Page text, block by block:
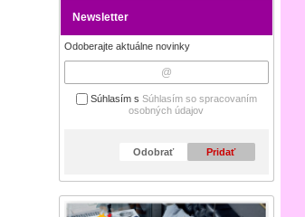
Newsletter
Odoberajte aktuálne novinky
Súhlasím s Súhlasím so spracovaním
osobných údajov
Odobrať Pridať